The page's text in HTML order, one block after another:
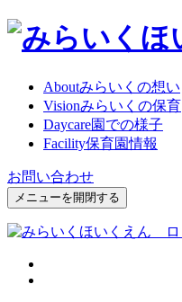
Aboutみらいくの想い
Visionみらいくの保育
Daycare園での様子
Facility保育園情報
お問い合わせ
メニューを開閉する